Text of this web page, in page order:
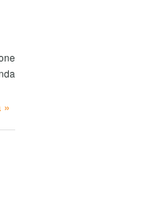
»